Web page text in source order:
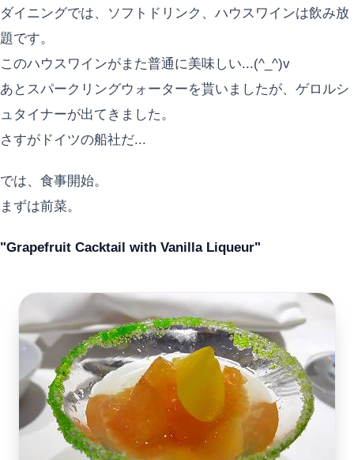
ダイニングでは、ソフトドリンク、ハウスワインは飲み放
題です。
このハウスワインがまた普通に美味しい...(^_^)v
あとスパークリングウォーターを貰いましたが、ゲロルシ
ュタイナーが出てきました。
さすがドイツの船社だ...
では、食事開始。
まずは前菜。
"Grapefruit Cacktail with Vanilla Liqueur"